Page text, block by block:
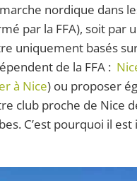
nordique dans
par la FFA), soit
uniquement basés
de la FFA :
à Nice) ou proposer
club proche de Nice
C’est pourquoi il